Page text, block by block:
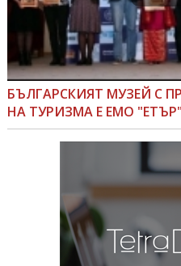
БЪЛГАРСКИЯТ МУЗЕЙ С
НА ТУРИЗМА Е ЕМО "ЕТЪР"